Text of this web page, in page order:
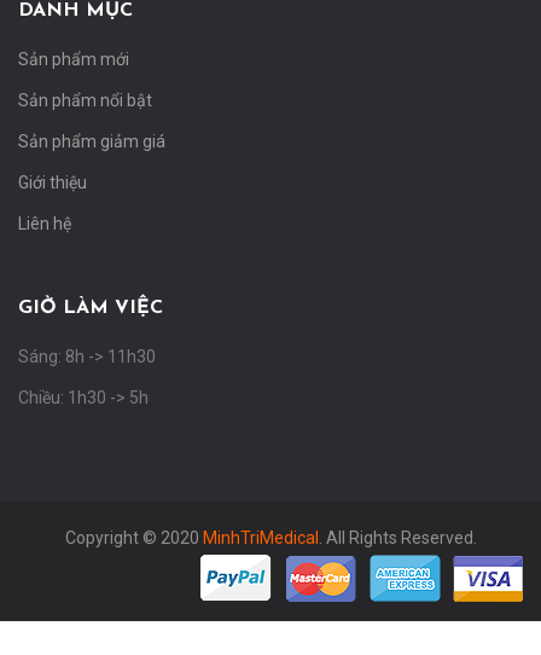
DANH MỤC
Sản phẩm mới
Sản phẩm nổi bật
Sản phẩm giảm giá
Giới thiệu
Liên hệ
GIỜ LÀM VIỆC
Sáng: 8h -> 11h30
Chiều: 1h30 -> 5h
Copyright © 2020 MinhTriMedical . All Rights Reserved.